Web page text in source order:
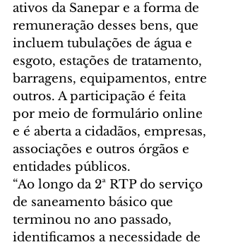
ativos da Sanepar e a forma de
remuneração desses bens, que
incluem tubulações de água e
esgoto, estações de tratamento,
barragens, equipamentos, entre
outros. A participação é feita
por meio de formulário online
e é aberta a cidadãos, empresas,
associações e outros órgãos e
entidades públicos.
“Ao longo da 2ª RTP do serviço
de saneamento básico que
terminou no ano passado,
identificamos a necessidade de